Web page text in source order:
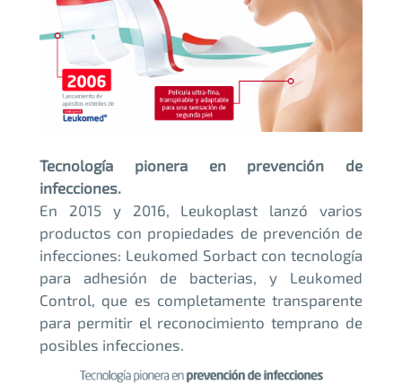
Tecnología pionera en prevención de
infecciones.
En 2015 y 2016, Leukoplast lanzó varios
productos con propiedades de prevención de
infecciones: Leukomed Sorbact con tecnología
para adhesión de bacterias, y Leukomed
Control, que es completamente transparente
para permitir el reconocimiento temprano de
posibles infecciones.